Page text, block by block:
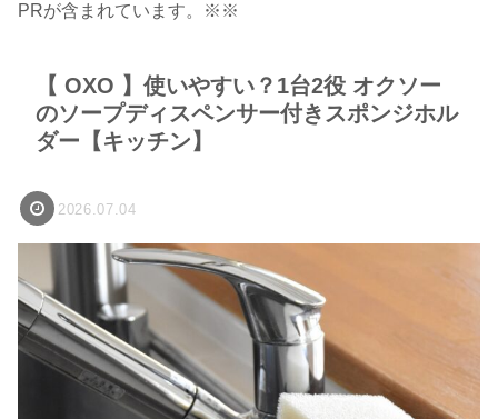
PRが含まれています。※※
【 OXO 】使いやすい？1台2役 オクソー
のソープディスペンサー付きスポンジホル
ダー【キッチン】
2026.07.04